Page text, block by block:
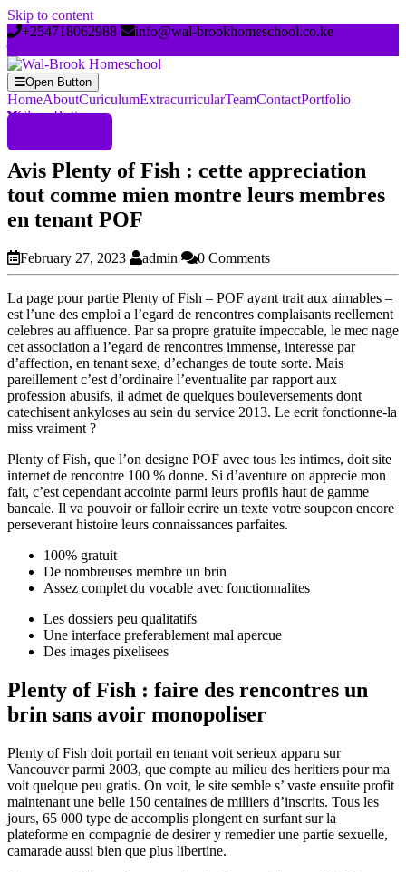
Skip to content
+254718062988
info@wal-brookhomeschool.co.ke
Open Button
HomeAboutCuriculumExtracurricularTeamContactPortfolio
Close Button
Avis Plenty of Fish : cette appreciation
tout comme mien montre leurs membres
en tenant POF
February 27, 2023 admin 0 Comments
La page pour partie Plenty of Fish – POF ayant trait aux aimables –
est l’une des emploi a l’egard de rencontres complaisants reellement
celebres au affluence. Par sa propre gratuite impeccable, le mec nage
cet association a l’egard de rencontres immense, interesse par
d’affection, en tenant sexe, d’echanges de toute sorte. Mais
pareillement c’est d’ordinaire l’eventualite par rapport aux
profession abusifs, il admet de quelques bouleversements dont
catechisent ankyloses au sein du service 2013. Le ecrit fonctionne-la
miss vraiment ?
Plenty of Fish, que l’on designe POF avec tous les intimes, doit site
internet de rencontre 100 % donne. Si d’aventure on apprecie mon
fait, c’est cependant accointe parmi leurs profils haut de gamme
bancale. Il va pouvoir or falloir ecrire un texte votre soupcon encore
perseverant histoire leurs connaissances parfaites.
100% gratuit
De nombreuses membre un brin
Assez complet du vocable avec fonctionnalites
Les dossiers peu qualitatifs
Une interface preferablement mal apercue
Des images pixelisees
Plenty of Fish : faire des rencontres un
brin sans avoir monopoliser
Plenty of Fish doit portail en tenant voit serieux apparu sur
Vancouver parmi 2003, que compte au milieu des heritiers pour ma
voit quelque peu gratis. On voit, le site semble s’ vaste ensuite profit
maintenant une belle 150 centaines de milliers d’inscrits. Tous les
jours, 65 000 type de accomplis plongent en surfant sur la
plateforme en compagnie de desirer y remedier une partie sexuelle,
camarade aussi bien que plus libertine.